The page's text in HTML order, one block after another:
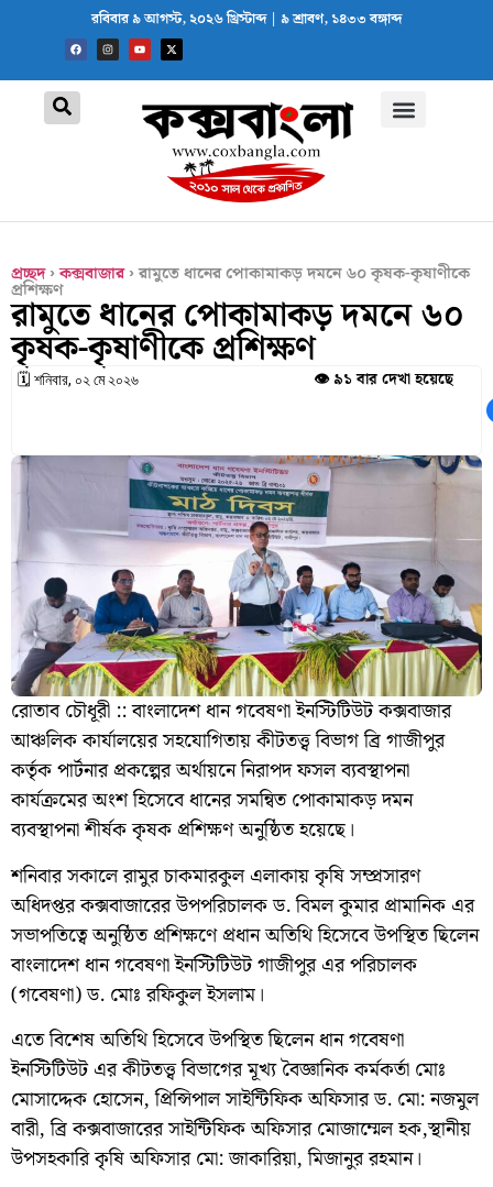
রবিবার ৯ আগস্ট, ২০২৬ খ্রিস্টাব্দ | ৯ শ্রাবণ, ১৪৩৩ বঙ্গাব্দ
প্রচ্ছদ›কক্সবাজার›রামুতে ধানের পোকামাকড় দমনে ৬০ কৃষক-কৃষাণীকে
প্রশিক্ষণ
রামুতে ধানের পোকামাকড় দমনে ৬০
কৃষক-কৃষাণীকে প্রশিক্ষণ
🗓 শনিবার, ০২ মে ২০২৬ 👁️ ৯১ বার দেখা হয়েছে
রোতাব চৌধূরী :: বাংলাদেশ ধান গবেষণা ইনস্টিটিউট কক্সবাজার
আঞ্চলিক কার্যালয়ের সহযোগিতায় কীটতত্ত্ব বিভাগ ব্রি গাজীপুর
কর্তৃক পার্টনার প্রকল্পের অর্থায়নে নিরাপদ ফসল ব্যবস্থাপনা
কার্যক্রমের অংশ হিসেবে ধানের সমন্বিত পোকামাকড় দমন
ব্যবস্থাপনা শীর্ষক কৃষক প্রশিক্ষণ অনুষ্ঠিত হয়েছে।
শনিবার সকালে রামুর চাকমারকুল এলাকায় কৃষি সম্প্রসারণ
অধিদপ্তর কক্সবাজারের উপপরিচালক ড. বিমল কুমার প্রামানিক এর
সভাপতিত্বে অনুষ্ঠিত প্রশিক্ষণে প্রধান অতিথি হিসেবে উপস্থিত ছিলেন
বাংলাদেশ ধান গবেষণা ইনস্টিটিউট গাজীপুর এর পরিচালক
(গবেষণা) ড. মোঃ রফিকুল ইসলাম।
এতে বিশেষ অতিথি হিসেবে উপস্থিত ছিলেন ধান গবেষণা
ইনস্টিটিউট এর কীটতত্ত্ব বিভাগের মূখ্য বৈজ্ঞানিক কর্মকর্তা মোঃ
মোসাদ্দেক হোসেন, প্রিন্সিপাল সাইন্টিফিক অফিসার ড. মো: নজমুল
বারী, ব্রি কক্সবাজারের সাইন্টিফিক অফিসার মোজাম্মেল হক,স্থানীয়
উপসহকারি কৃষি অফিসার মো: জাকারিয়া, মিজানুর রহমান।